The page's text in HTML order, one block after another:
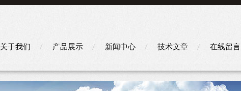
关于我们 产品展示 新闻中心 技术文章 在线留言